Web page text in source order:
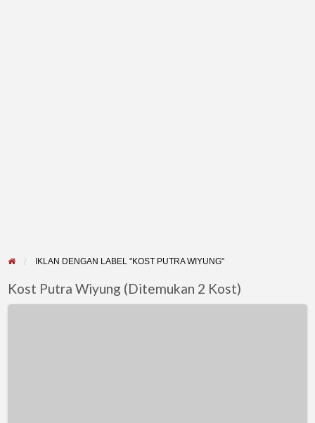
IKLAN DENGAN LABEL "KOST PUTRA WIYUNG"
Kost Putra Wiyung (Ditemukan 2 Kost)